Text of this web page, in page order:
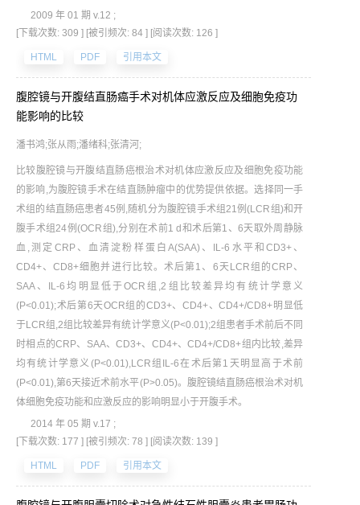
2009 年 01 期 v.12 ;
[下载次数: 309 ] [被引频次: 84 ] [阅读次数: 126 ]
HTML PDF 引用本文
腹腔镜与开腹结直肠癌手术对机体应激反应及细胞免疫功
能影响的比较
潘书鸿;张从雨;潘绪科;张清河;
比较腹腔镜与开腹结直肠癌根治术对机体应激反应及细胞免疫功能
的影响,为腹腔镜手术在结直肠肿瘤中的优势提供依据。选择同一手
术组的结直肠癌患者45例,随机分为腹腔镜手术组21例(LCR组)和开
腹手术组24例(OCR组),分别在术前1 d和术后第1、6天取外周静脉
血,测定CRP、血清淀粉样蛋白A(SAA)、IL-6水平和CD3+、
CD4+、CD8+细胞并进行比较。术后第1、6天LCR组的CRP、
SAA、IL-6均明显低于OCR组,2组比较差异均有统计学意义
(P<0.01);术后第6天OCR组的CD3+、CD4+、CD4+/CD8+明显低
于LCR组,2组比较差异有统计学意义(P<0.01);2组患者手术前后不同
时相点的CRP、SAA、CD3+、CD4+、CD4+/CD8+组内比较,差异
均有统计学意义(P<0.01),LCR组IL-6在术后第1天明显高于术前
(P<0.01),第6天接近术前水平(P>0.05)。腹腔镜结直肠癌根治术对机
体细胞免疫功能和应激反应的影响明显小于开腹手术。
2014 年 05 期 v.17 ;
[下载次数: 177 ] [被引频次: 78 ] [阅读次数: 139 ]
HTML PDF 引用本文